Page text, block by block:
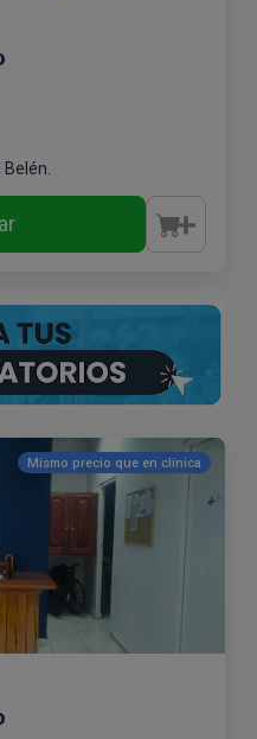
Mismo precio que en clínica